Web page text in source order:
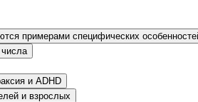
примерами специфических
и ADHD
и взрослых